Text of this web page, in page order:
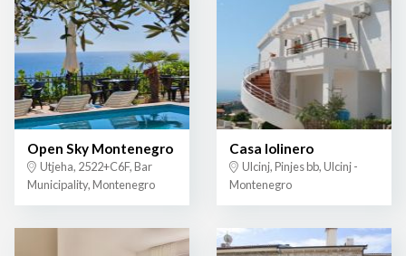
Open Sky Montenegro
Utjeha, 2522+C6F, Bar
Municipality, Montenegro
Casa lolinero
Ulcinj, Pinjes bb, Ulcinj -
Montenegro